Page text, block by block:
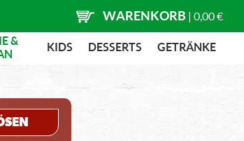
WARENKORB | 0,00 €
&
KIDS DESSERTS GETRÄNKE